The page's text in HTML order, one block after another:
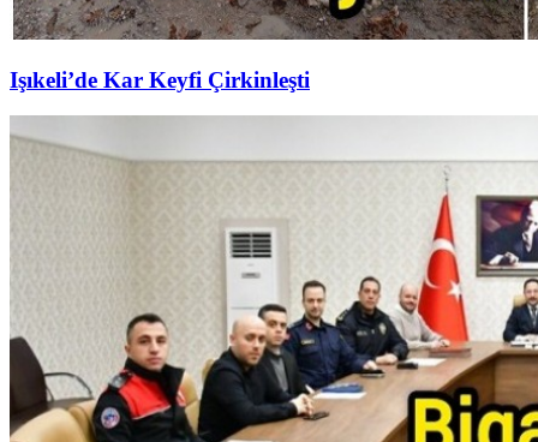
Işıkeli’de Kar Keyfi Çirkinleşti